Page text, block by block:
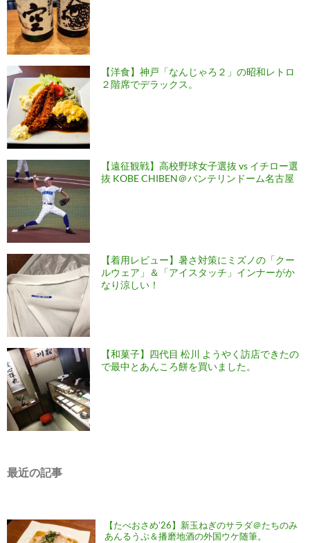
【洋食】神戸「なんじゃろ２」の昭和レトロ
２階席でデラックス。
【遠征観戦】高校野球女子選抜 vs イチロー選
抜 KOBE CHIBEN＠バンテリンドーム名古屋
【着用レビュー】暑さ対策にミズノの「クー
ルウェア」＆「アイスタッチ」インナーがか
なり涼しい！
【和菓子】四代目 松川 ようやく訪店できたの
で最中とあんころ餅を買いました。
最近の記事
【たべおさめ’26】新玉ねぎのサラダ＠たちのみ
あんるうぷ＆播磨地酒の外国ウケ随筆。